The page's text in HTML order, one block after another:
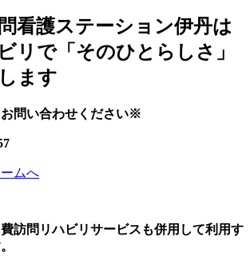
看護ステーション伊丹は
リで「そのひとらしさ」
ます
問い合わせください※
ムへ
訪問リハビリサービスも併用して利用す